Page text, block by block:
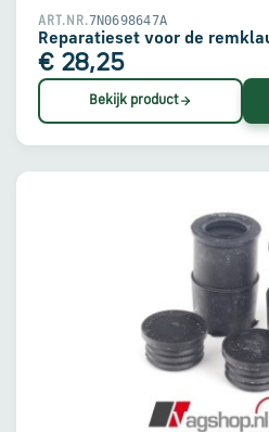
ART.NR.7N0698647A
Reparatieset voor de
€ 28,25
Bekijk product